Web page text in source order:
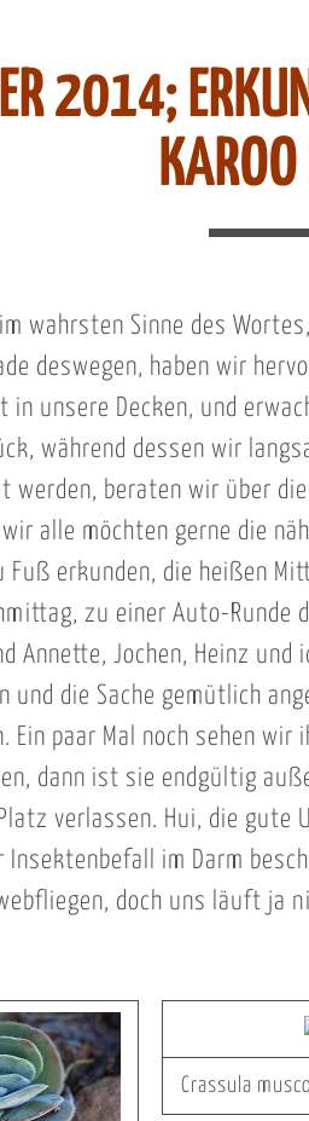
2014;
wahrsten Sinne des
deswegen, haben wir
in unsere Decken, und
während dessen wir
werden, beraten wir über
alle möchten gerne die
Fuß erkunden, die heißen
zu einer Auto-Runde
Annette, Jochen, Heinz
und die Sache gemütlich
Ein paar Mal noch sehen
dann ist sie endgültig
verlassen. Hui, die gute
Insektenbefall im Darm
doch uns läuft ja
Crassula